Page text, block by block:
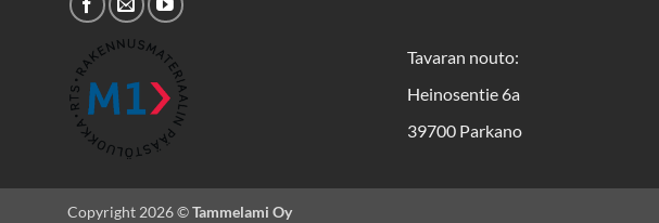
Tavaran nouto:
Heinosentie 6a
39700 Parkano
Copyright 2026 ©Tammelami Oy